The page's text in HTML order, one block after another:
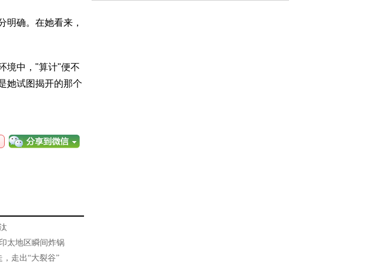
确。在她看来，
境中，"算计"便不
她试图揭开的那个
太地区瞬间炸锅
走出“大裂谷”